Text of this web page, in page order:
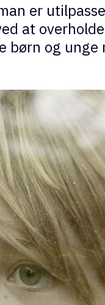
er
at
og unge